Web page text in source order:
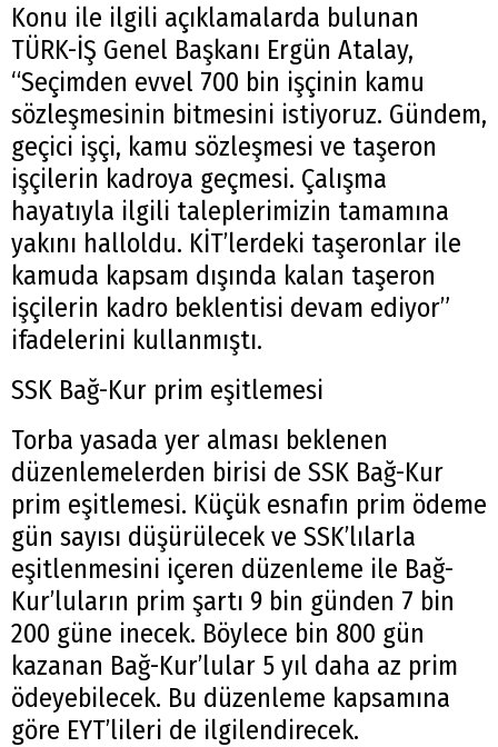
Konu ile ilgili açıklamalarda bulunan
TÜRK-İŞ Genel Başkanı Ergün Atalay,
“Seçimden evvel 700 bin işçinin kamu
sözleşmesinin bitmesini istiyoruz. Gündem,
geçici işçi, kamu sözleşmesi ve taşeron
işçilerin kadroya geçmesi. Çalışma
hayatıyla ilgili taleplerimizin tamamına
yakını halloldu. KİT’lerdeki taşeronlar ile
kamuda kapsam dışında kalan taşeron
işçilerin kadro beklentisi devam ediyor”
ifadelerini kullanmıştı.
SSK Bağ-Kur prim eşitlemesi
Torba yasada yer alması beklenen
düzenlemelerden birisi de SSK Bağ-Kur
prim eşitlemesi. Küçük esnafın prim ödeme
gün sayısı düşürülecek ve SSK’lılarla
eşitlenmesini içeren düzenleme ile Bağ-
Kur’luların prim şartı 9 bin günden 7 bin
200 güne inecek. Böylece bin 800 gün
kazanan Bağ-Kur’lular 5 yıl daha az prim
ödeyebilecek. Bu düzenleme kapsamına
göre EYT’lileri de ilgilendirecek.
Arama
Aramalar:
Ağrı
Doğubayazıt